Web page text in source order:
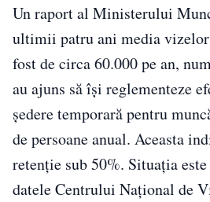
Un raport al Ministerului
ultimii patru ani media vizelor
fost de circa 60.000 pe an,
au ajuns să își reglementeze
ședere temporară pentru
de persoane anual. Aceasta
retenție sub 50%. Situația
datele Centrului Național de